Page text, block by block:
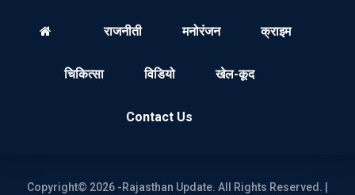
राजनीती मनोरंजन क्राइम
चिकित्सा विडियो खेल-कूद
Contact Us
Copyright© 2026 -Rajasthan Update. All Rights Reserved. |